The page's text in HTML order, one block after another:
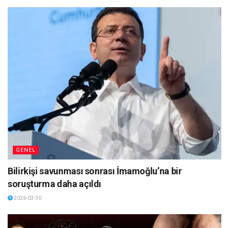
GENEL
Bilirkişi savunması sonrası İmamoğlu’na bir
soruşturma daha açıldı
2026-03-30